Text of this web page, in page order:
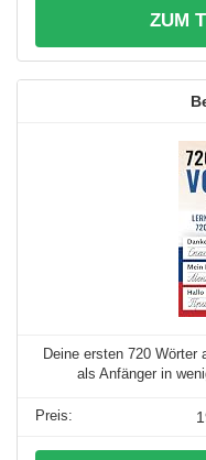
ZUM
Deine ersten 720 Wörter
als Anfänger in